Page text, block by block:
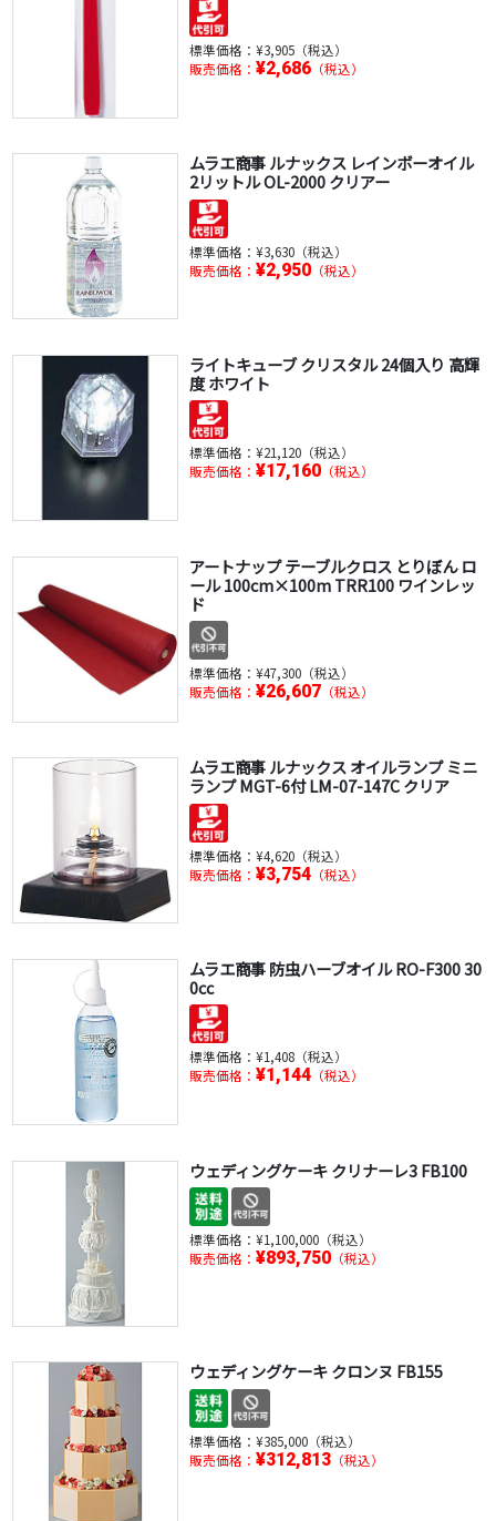
標準価格： ¥3,905（税込）
販売価格： ¥2,686（税込）
ムラエ商事 ルナックス レインボーオイル
2リットル OL-2000 クリアー
標準価格： ¥3,630（税込）
販売価格： ¥2,950（税込）
ライトキューブ クリスタル 24個入り 高輝
度 ホワイト
標準価格： ¥21,120（税込）
販売価格： ¥17,160（税込）
アートナップ テーブルクロス とりぼん ロ
ール 100cm×100m TRR100 ワインレッ
ド
標準価格： ¥47,300（税込）
販売価格： ¥26,607（税込）
ムラエ商事 ルナックス オイルランプ ミニ
ランプ MGT-6付 LM-07-147C クリア
標準価格： ¥4,620（税込）
販売価格： ¥3,754（税込）
ムラエ商事 防虫ハーブオイル RO-F300 30
0cc
標準価格： ¥1,408（税込）
販売価格： ¥1,144（税込）
ウェディングケーキ クリナーレ3 FB100
標準価格： ¥1,100,000（税込）
販売価格： ¥893,750（税込）
ウェディングケーキ クロンヌ FB155
標準価格： ¥385,000（税込）
販売価格： ¥312,813（税込）